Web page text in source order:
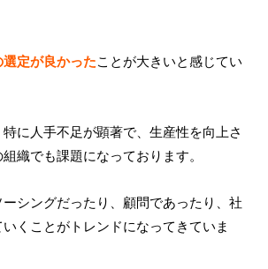
定が良かったことが大きいと感じてい
に人手不足が顕著で、生産性を向上さ
織でも課題になっております。
シングだったり、顧問であったり、社
くことがトレンドになってきていま